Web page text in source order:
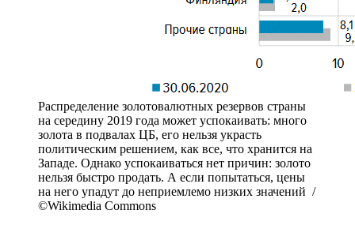
Распределение золотовалютных резервов страны
на середину 2019 года может успокаивать: много
золота в подвалах ЦБ, его нельзя украсть
политическим решением, как все, что хранится на
Западе. Однако успокаиваться нет причин: золото
нельзя быстро продать. А если попытаться, цены
на него упадут до неприемлемо низких значений /
©Wikimedia Commons